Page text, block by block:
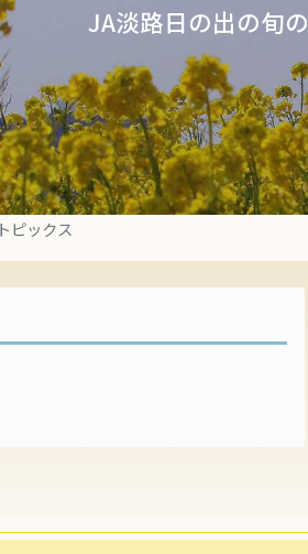
JA淡路日の出の旬
ピックス